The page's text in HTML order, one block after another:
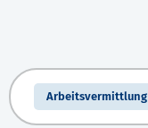
Arbeitsvermittlung